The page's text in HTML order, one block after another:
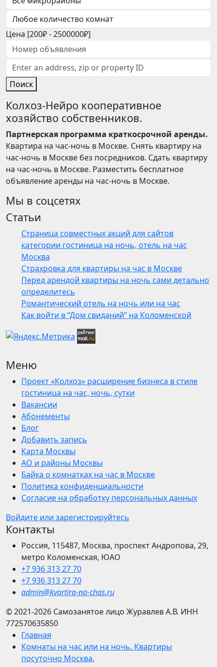
Цена [200₽-2500000₽]
Поиск
Колхоз-Нейро кооперативное
хозяйство собственников.
Партнерская программа краткосрочной аренды.
Квартира на час-ночь в Москве. Снять квартиру на
час-ночь в Москве без посредников. Сдать квартиру
на час-ночь в Москве. Разместить бесплатное
объявление аренды на час-ночь в Москве.
Мы в соцсетях
Статьи
Страница совместных акций для сайтов
категории гостиница на ночь, отель на час
Москва
Страхровка для квартиры на час в Москве
Перед арендой квартиры на ночь сами детально
определитесь
Романтический отель на ночь или на час
Как войти в “Дом свиданий” на Коломенской
Меню
Проект «Колхоз» расширение бизнеса в стиле
гостиница на час, ночь, сутки
Вакансии
Абонементы
Блог
Добавить запись
Карта Москвы
АО и районы Москвы
Байка о комнатках на час в Москве
Политика конфиденциальности
Согласие на обработку персональных данных
Войдите или зарегистрируйтесь
Контакты
Россия, 115487, Москва, проспект Андропова, 29,
метро Коломенская, ЮАО
+7 936 313 27 70
+7 936 313 27 70
admin@kvartira-na-chas.ru
© 2021-2026 Самозанятое лицо Журавлев А.В. ИНН
772570635850
Главная
Комнаты на час или на ночь. Квартиры
посуточно Москва.